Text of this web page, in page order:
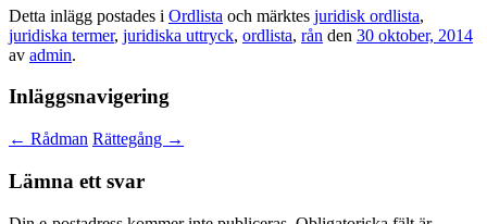
Detta inlägg postades i Ordlista och märktes juridisk ordlista,
juridiska termer, juridiska uttryck, ordlista, rån den 30 oktober, 2014
av admin.
Inläggsnavigering
← Rådman Rättegång →
Lämna ett svar